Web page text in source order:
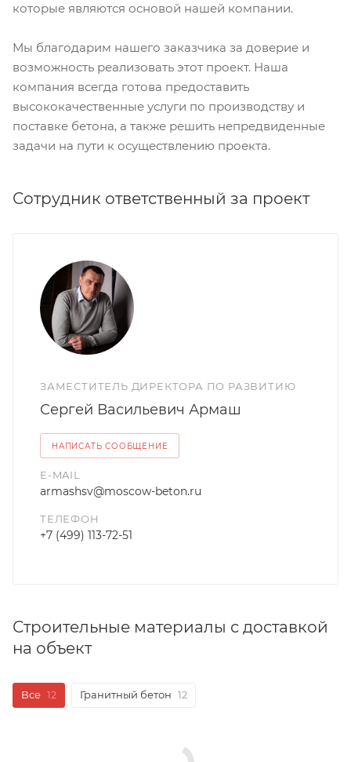
которые являются основой нашей компании.
Мы благодарим нашего заказчика за доверие и
возможность реализовать этот проект. Наша
компания всегда готова предоставить
высококачественные услуги по производству и
поставке бетона, а также решить непредвиденные
задачи на пути к осуществлению проекта.
Сотрудник ответственный за проект
ЗАМЕСТИТЕЛЬ ДИРЕКТОРА ПО РАЗВИТИЮ
Сергей Васильевич Армаш
НАПИСАТЬ СООБЩЕНИЕ
E-MAIL
armashsv@moscow-beton.ru
ТЕЛЕФОН
+7 (499) 113-72-51
Строительные материалы с доставкой
на объект
Все 12 Гранитный бетон 12